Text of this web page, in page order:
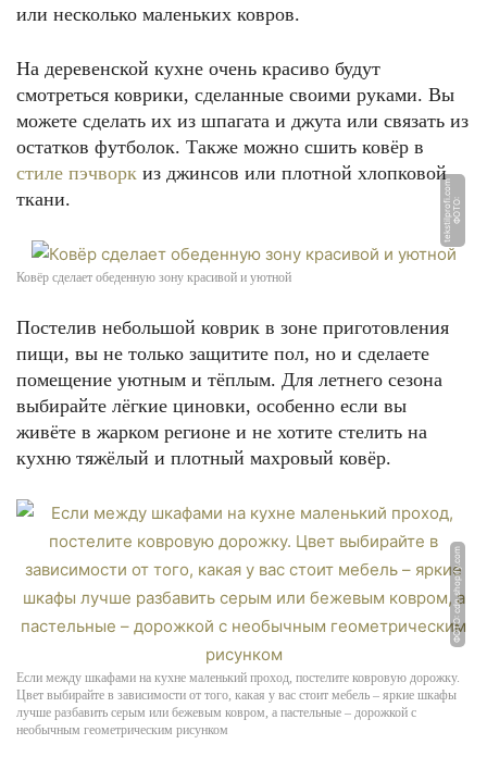
или несколько маленьких ковров.
На деревенской кухне очень красиво будут
смотреться коврики, сделанные своими руками. Вы
можете сделать их из шпагата и джута или связать из
остатков футболок. Также можно сшить ковёр в
стиле пэчворк из джинсов или плотной хлопковой
ткани.
Ф
О
Т
О:
t
e
k
s
til
p
r
o
fi.
c
o
m
Ковёр сделает обеденную зону красивой и уютной
Постелив небольшой коврик в зоне приготовления
пищи, вы не только защитите пол, но и сделаете
помещение уютным и тёплым. Для летнего сезона
выбирайте лёгкие циновки, особенно если вы
живёте в жарком регионе и не хотите стелить на
кухню тяжёлый и плотный махровый ковёр.
ФОТО: cdn.shopify.com
Если между шкафами на кухне маленький проход, постелите ковровую дорожку.
Цвет выбирайте в зависимости от того, какая у вас стоит мебель – яркие шкафы
лучше разбавить серым или бежевым ковром, а пастельные – дорожкой с
необычным геометрическим рисунком